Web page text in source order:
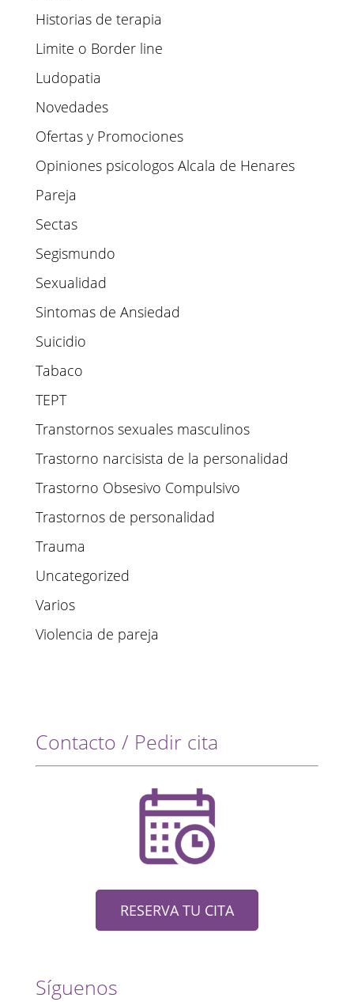
Historias de terapia
Limite o Border line
Ludopatia
Novedades
Ofertas y Promociones
Opiniones psicologos Alcala de Henares
Pareja
Sectas
Segismundo
Sexualidad
Sintomas de Ansiedad
Suicidio
Tabaco
TEPT
Transtornos sexuales masculinos
Trastorno narcisista de la personalidad
Trastorno Obsesivo Compulsivo
Trastornos de personalidad
Trauma
Uncategorized
Varios
Violencia de pareja
Contacto / Pedir cita
RESERVA TU CITA
Síguenos